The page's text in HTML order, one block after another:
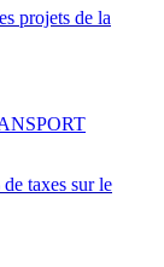
projets de la
taxes sur le